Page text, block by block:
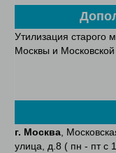
Утилизация старого
Москвы и Московской
г. Москва ,
улица, д.8 ( пн - пт с